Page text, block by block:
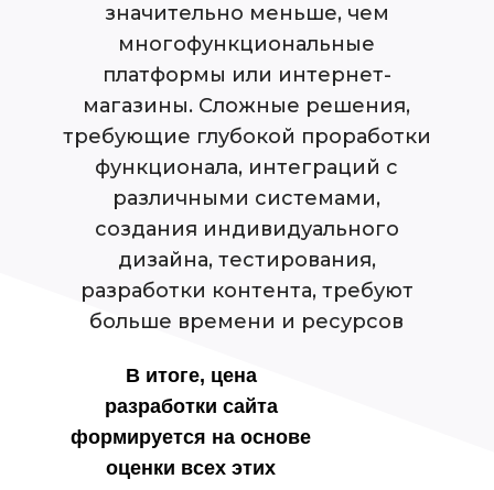
В итоге, цена
разработки сайта
формируется на основе
оценки всех этих
значительно меньше, чем
многофункциональные
платформы или интернет-
магазины. Сложные решения,
требующие глубокой проработки
функционала, интеграций с
различными системами,
создания индивидуального
дизайна, тестирования,
разработки контента, требуют
больше времени и ресурсов
Вконтакте
Проконсультироваться
info@gspdevelopment.ru
Политика в отношении обработки
Политика в отношении обработки файлов куки
GSP DEVELOPMENT ГСП РАЗРАБОТКА
ОГРНИП 326774600491400
Материалы сайта не являются публичной офертой.